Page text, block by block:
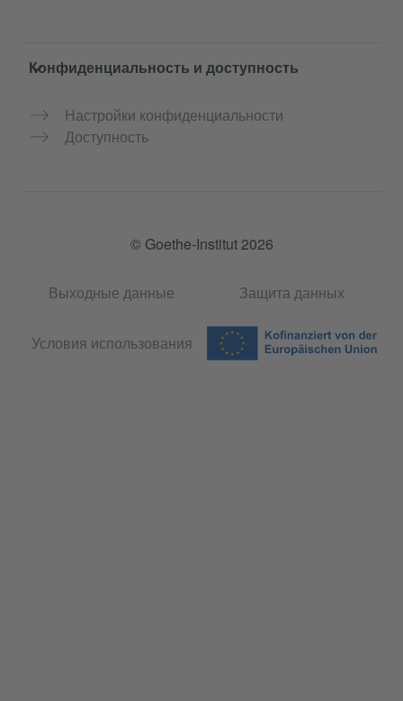
Конфиденциальность и доступность
Настройки конфиденциальности
Доступность
© Goethe-Institut 2026
Выходные данные Защита данных
Условия использования